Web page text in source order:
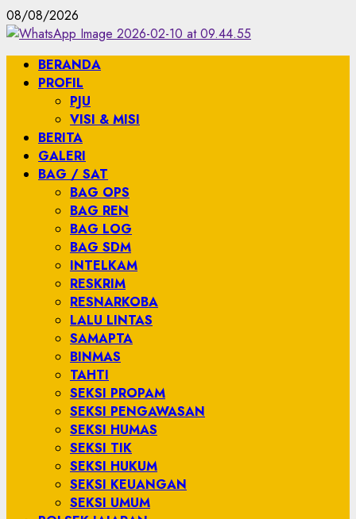
08/08/2026
BERANDA
PROFIL
PJU
VISI & MISI
BERITA
GALERI
BAG / SAT
BAG OPS
BAG REN
BAG LOG
BAG SDM
INTELKAM
RESKRIM
RESNARKOBA
LALU LINTAS
SAMAPTA
BINMAS
TAHTI
SEKSI PROPAM
SEKSI PENGAWASAN
SEKSI HUMAS
SEKSI TIK
SEKSI HUKUM
SEKSI KEUANGAN
SEKSI UMUM